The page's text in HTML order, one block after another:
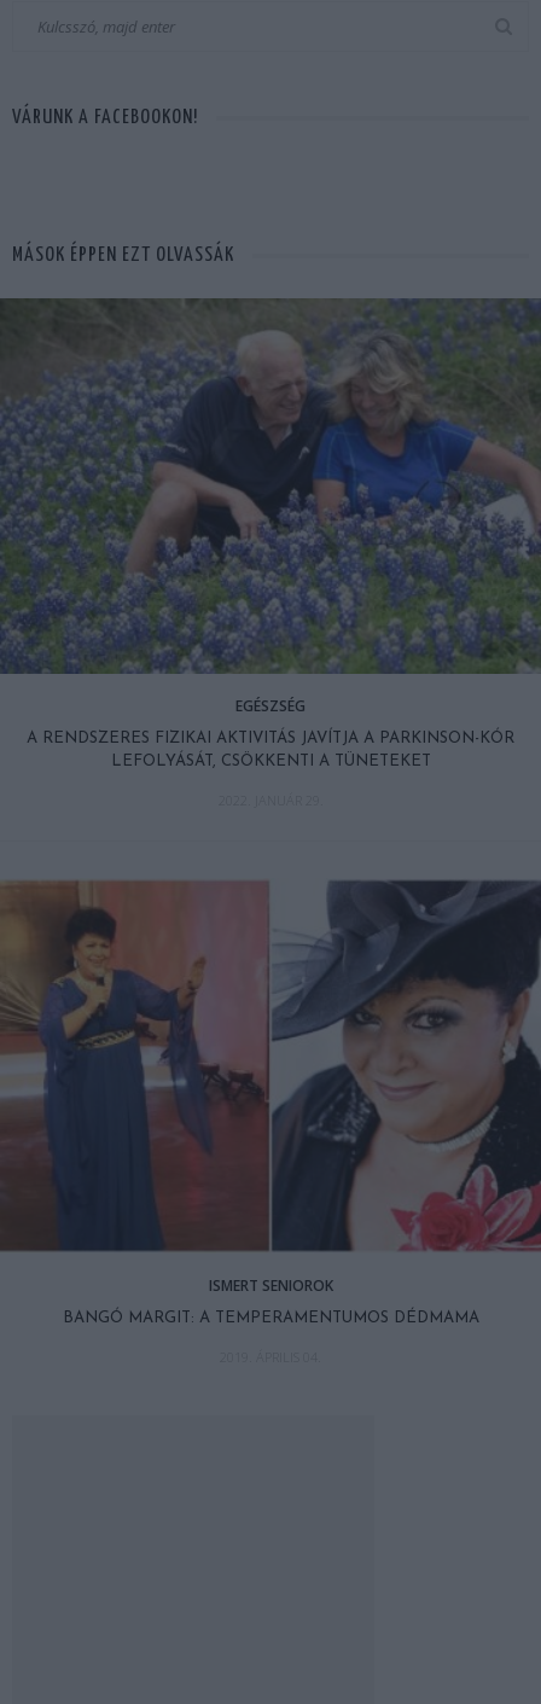
VÁRUNK A FACEBOOKON!
MÁSOK ÉPPEN EZT OLVASSÁK
EGÉSZSÉG
A RENDSZERES FIZIKAI AKTIVITÁS JAVÍTJA A PARKINSON-KÓR
LEFOLYÁSÁT, CSÖKKENTI A TÜNETEKET
ISMERT SENIOROK
BANGÓ MARGIT: A TEMPERAMENTUMOS DÉDMAMA